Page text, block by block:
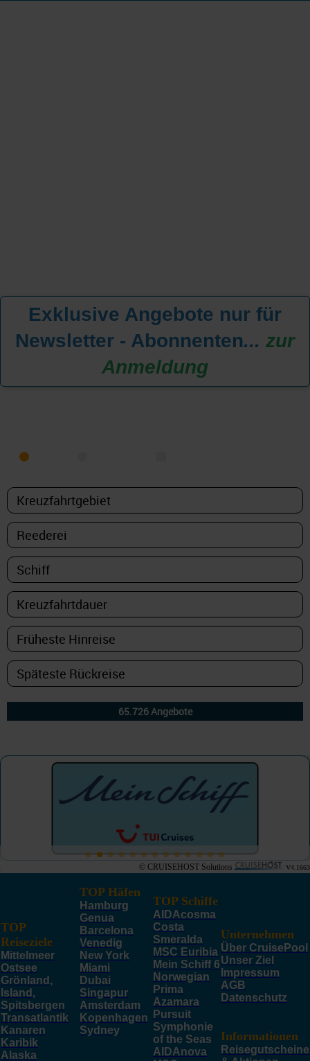
Exklusive Angebote nur für
Newsletter - Abonnenten... zur
Anmeldung
© CRUISEHOST Solutions V4.1663
TOP
Reiseziele
Mittelmeer
Ostsee
Grönland,
Island,
Spitsbergen
Transatlantik
Kanaren
Karibik
Alaska
TOP Häfen
Hamburg
Genua
Barcelona
Venedig
New York
Miami
Dubai
Singapur
Amsterdam
Kopenhagen
Sydney
TOP Schiffe
AIDAcosma
Costa
Smeralda
MSC Euribia
Mein Schiff 6
Norwegian
Prima
Azamara
Pursuit
Symphonie
of the Seas
AIDAnova
Unternehmen
Über CruisePool
Unser Ziel
Impressum
AGB
Datenschutz
Informationen
Reisegutscheine